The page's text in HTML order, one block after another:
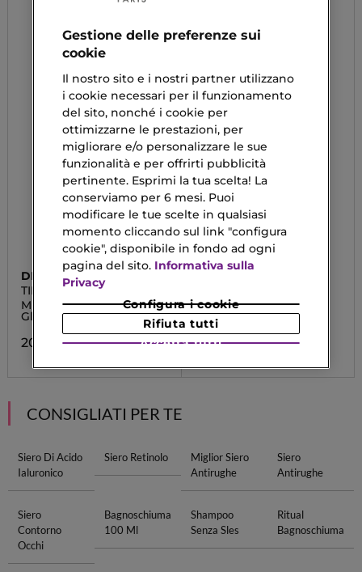
DIEGO DALLA PALMA
TIME CONTROL
Micro-Peeling Anti Età
Globale
20,00 €
Siero Esfoliante
28,50 €
CONSIGLIATI PER TE
Siero Di Acido
Ialuronico
Siero Retinolo
Miglior Siero
Antirughe
Siero
Antirughe
Siero
Contorno
Occhi
Bagnoschiuma
100 Ml
Shampoo
Senza Sles
Ritual
Bagnoschiuma
Gestione delle preferenze sui
cookie
Il nostro sito e i nostri partner utilizzano
i cookie necessari per il funzionamento
del sito, nonché i cookie per
ottimizzarne le prestazioni, per
migliorare e/o personalizzare le sue
funzionalità e per offrirti pubblicità
pertinente. Esprimi la tua scelta! La
conserviamo per 6 mesi. Puoi
modificare le tue scelte in qualsiasi
momento cliccando sul link "configura
cookie", disponibile in fondo ad ogni
pagina del sito. Informativa sulla
Privacy
Configura i cookie
Rifiuta tutti
Accetta tutti